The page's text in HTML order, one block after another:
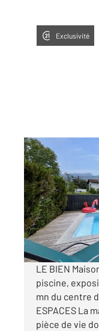
Exclusivité
ASCAIN 64
97,55 m
Ref : 3608
Maison à
479
Visiter le site
LE BIEN
piscine,
mn du centre
ESPACES La
pièce de vie